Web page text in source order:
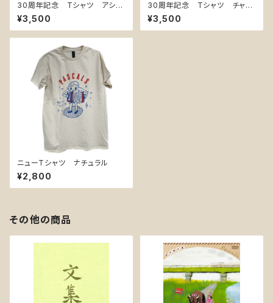
30周年記念 Tシャツ アシッ
ドブルー ＊バックプリントあり
¥3,500
30周年記念 Tシャツ チャコ
ール ＊バックプリントあり
¥3,500
ニューTシャツ ナチュラル
¥2,800
その他の商品